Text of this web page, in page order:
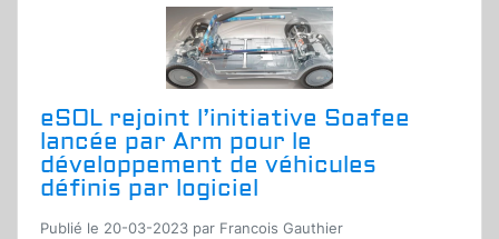
eSOL rejoint l’initiative Soafee
lancée par Arm pour le
développement de véhicules
définis par logiciel
Publié le 20-03-2023 par Francois Gauthier